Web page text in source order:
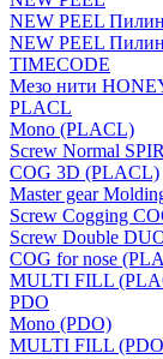
NEW PEEL
NEW PEEL
TIMECODE
Мезо нити
PLACL
Mono (PLACL)
Screw Normal
COG 3D (PLACL)
Master gear
Screw Cogging
Screw Double
COG for nose
MULTI FILL
PDO
Mono (PDO)
MULTI FILL